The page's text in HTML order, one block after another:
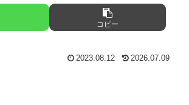
コピー
2023.08.12 2026.07.09